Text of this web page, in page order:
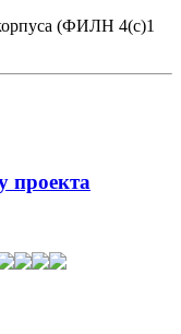
(ФИЛН 4(с)1
проекта